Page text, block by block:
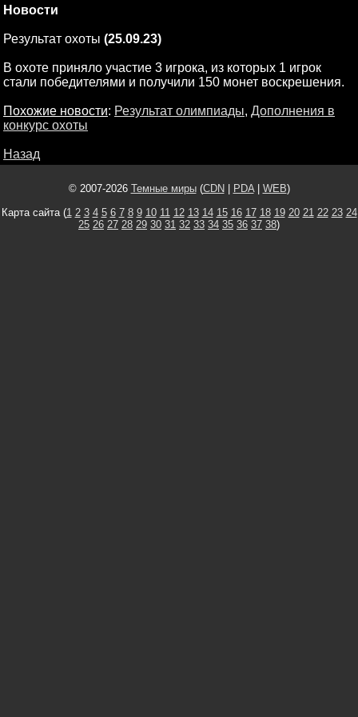
Новости
Результат охоты (25.09.23)
В охоте приняло участие 3 игрока, из которых 1 игрок
стали победителями и получили 150 монет воскрешения.
Похожие новости: Результат олимпиады, Дополнения в
конкурс охоты
Назад
© 2007-2026 Темные миры(CDN PDA| WEB)
Карта сайта (1 2 3 4 5 6 7 8 9 10 11 12 13 14 15 16 17 18 19 20 21 22 23 24
25 26 27 28 29 30 31 32 33 34 35 36 37 38)